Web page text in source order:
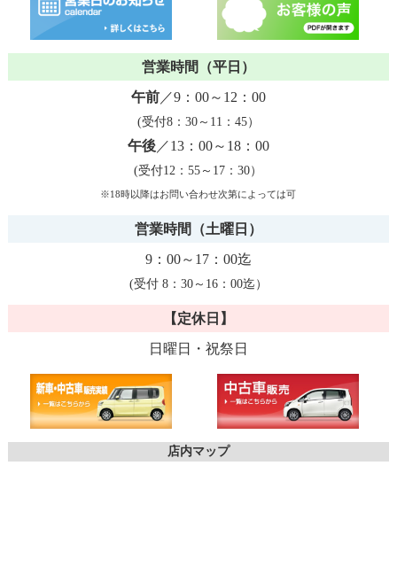
営業時間（平日）
午前／9：00～12：00
(受付8：30～11：45）
午後／13：00～18：00
(受付12：55～17：30）
※18時以降はお問い合わせ次第によっては可
営業時間（土曜日）
9：00～17：00迄
(受付 8：30～16：00迄）
【定休日】
日曜日・祝祭日
店内マップ